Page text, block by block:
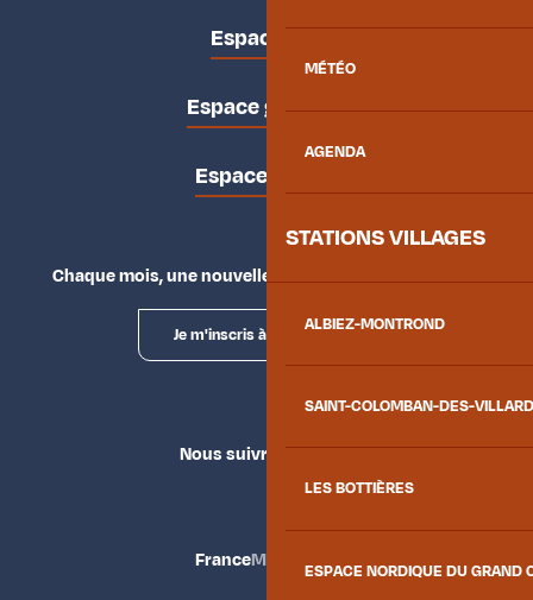
MÉTÉO
AGENDA
STATIONS VILLAGES
ALBIEZ-MONTROND
SAINT-COLOMBAN-DES-
LES BOTTIÈRES
ESPACE NORDIQUE DU GRAND
Espace pro
Espace groupes
Espace presse
Chaque mois, une nouvelle façon d'explorer la vallée.
Je m'inscris à la newsletter
Nous suivre
FranceMaurienne